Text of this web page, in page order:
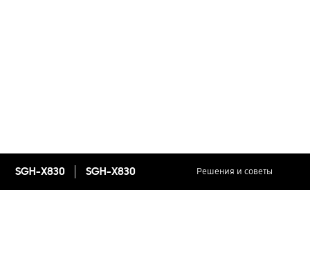
SGH-X830 SGH-X830 Решения и советы